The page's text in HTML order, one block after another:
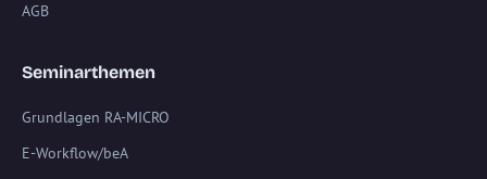
AGB
Seminarthemen
Grundlagen RA-MICRO
E-Workflow/beA